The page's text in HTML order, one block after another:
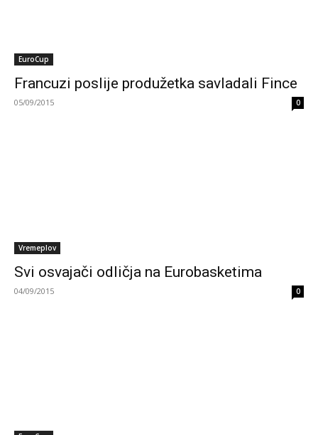
EuroCup
Francuzi poslije produžetka savladali Fince
05/09/2015 0
Vremeplov
Svi osvajači odličja na Eurobasketima
04/09/2015 0